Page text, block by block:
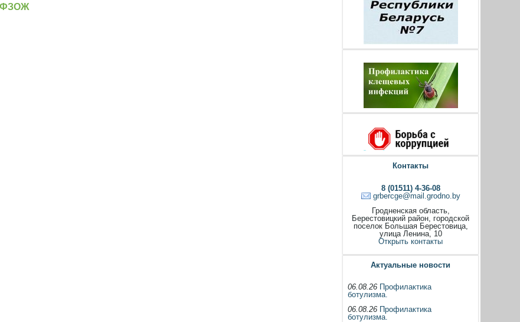
ФЗОЖ
Контакты
8 (01511) 4-36-08
grbercge@mail.grodno.by
Гродненская область,
Берестовицкий район, городской
поселок Большая Берестовица,
улица Ленина, 10
Открыть контакты
Актуальные новости
06.08.26 Профилактика
ботулизма.
06.08.26 Профилактика
ботулизма.